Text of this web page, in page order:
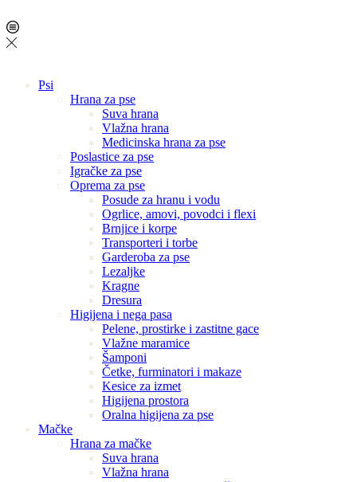
Psi
Hrana za pse
Suva hrana
Vlažna hrana
Medicinska hrana za pse
Poslastice za pse
Igračke za pse
Oprema za pse
Posude za hranu i vodu
Ogrlice, amovi, povodci i flexi
Brnjice i korpe
Transporteri i torbe
Garderoba za pse
Lezaljke
Kragne
Dresura
Higijena i nega pasa
Pelene, prostirke i zastitne gace
Vlažne maramice
Šamponi
Četke, furminatori i makaze
Kesice za izmet
Higijena prostora
Oralna higijena za pse
Mačke
Hrana za mačke
Suva hrana
Vlažna hrana